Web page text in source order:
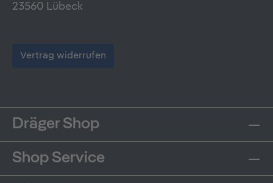
23560 Lübeck
Vertrag widerrufen
Dräger Shop
Shop Service